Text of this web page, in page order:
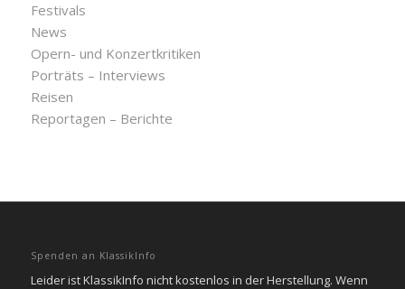
Festivals
News
Opern- und Konzertkritiken
Porträts – Interviews
Reisen
Reportagen – Berichte
Spenden an KlassikInfo
Leider ist KlassikInfo nicht kostenlos in der Herstellung. Wenn